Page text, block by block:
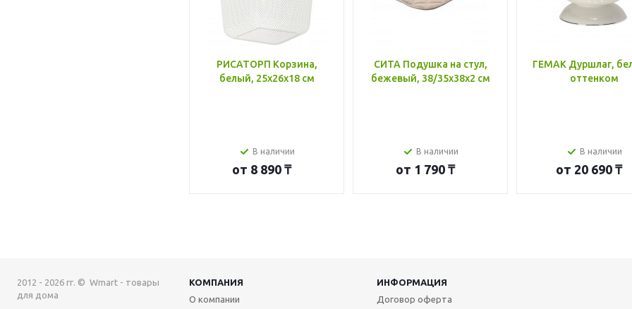
РИСАТОРП Корзина,
белый, 25x26x18 см
В наличии
от 8 890 ₸
СИТА Подушка на стул,
бежевый, 38/35x38x2 см
В наличии
от 1 790 ₸
ГЕМАК Дуршлаг,
оттенком
В наличии
от 20 690 ₸
2012 - 2026 гг. © Wmart - товары
для дома
КОМПАНИЯ
ИНФОРМАЦИЯ
О компании
Договор оферта